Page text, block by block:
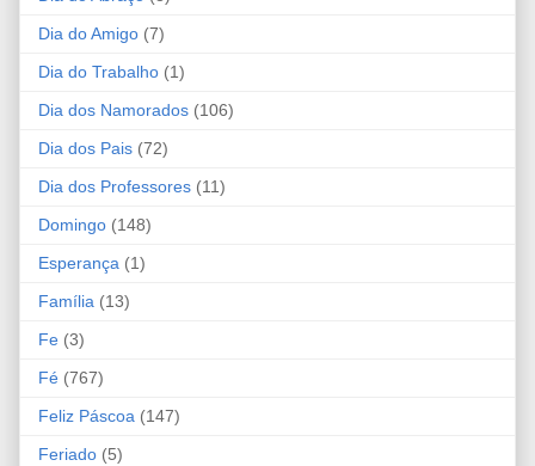
Dia do Amigo (7)
Dia do Trabalho (1)
Dia dos Namorados (106)
Dia dos Pais (72)
Dia dos Professores (11)
Domingo (148)
Esperança (1)
Família (13)
Fe (3)
Fé (767)
Feliz Páscoa (147)
Feriado (5)